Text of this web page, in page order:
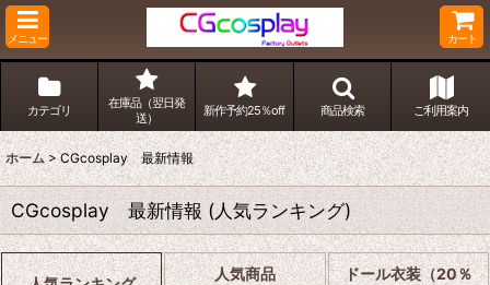
メニュー カート
カテゴリ
在庫品（翌日発
送）
新作予約25％off 商品検索 ご利用案内
ホーム > CGcosplay 最新情報
CGcosplay 最新情報 (人気ランキング)
人気商品
ドール衣装（20％